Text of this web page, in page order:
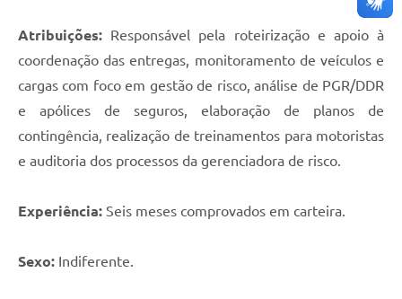
Atribuições: Responsável pela roteirização e apoio à
coordenação das entregas, monitoramento de veículos e
cargas com foco em gestão de risco, análise de PGR/DDR
e apólices de seguros, elaboração de planos de
contingência, realização de treinamentos para motoristas
e auditoria dos processos da gerenciadora de risco.
Experiência: Seis meses comprovados em carteira.
Sexo: Indiferente.